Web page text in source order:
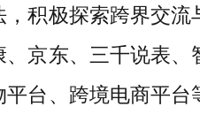
积极探索跨界交流
京东、三千说表、
台、跨境电商平台